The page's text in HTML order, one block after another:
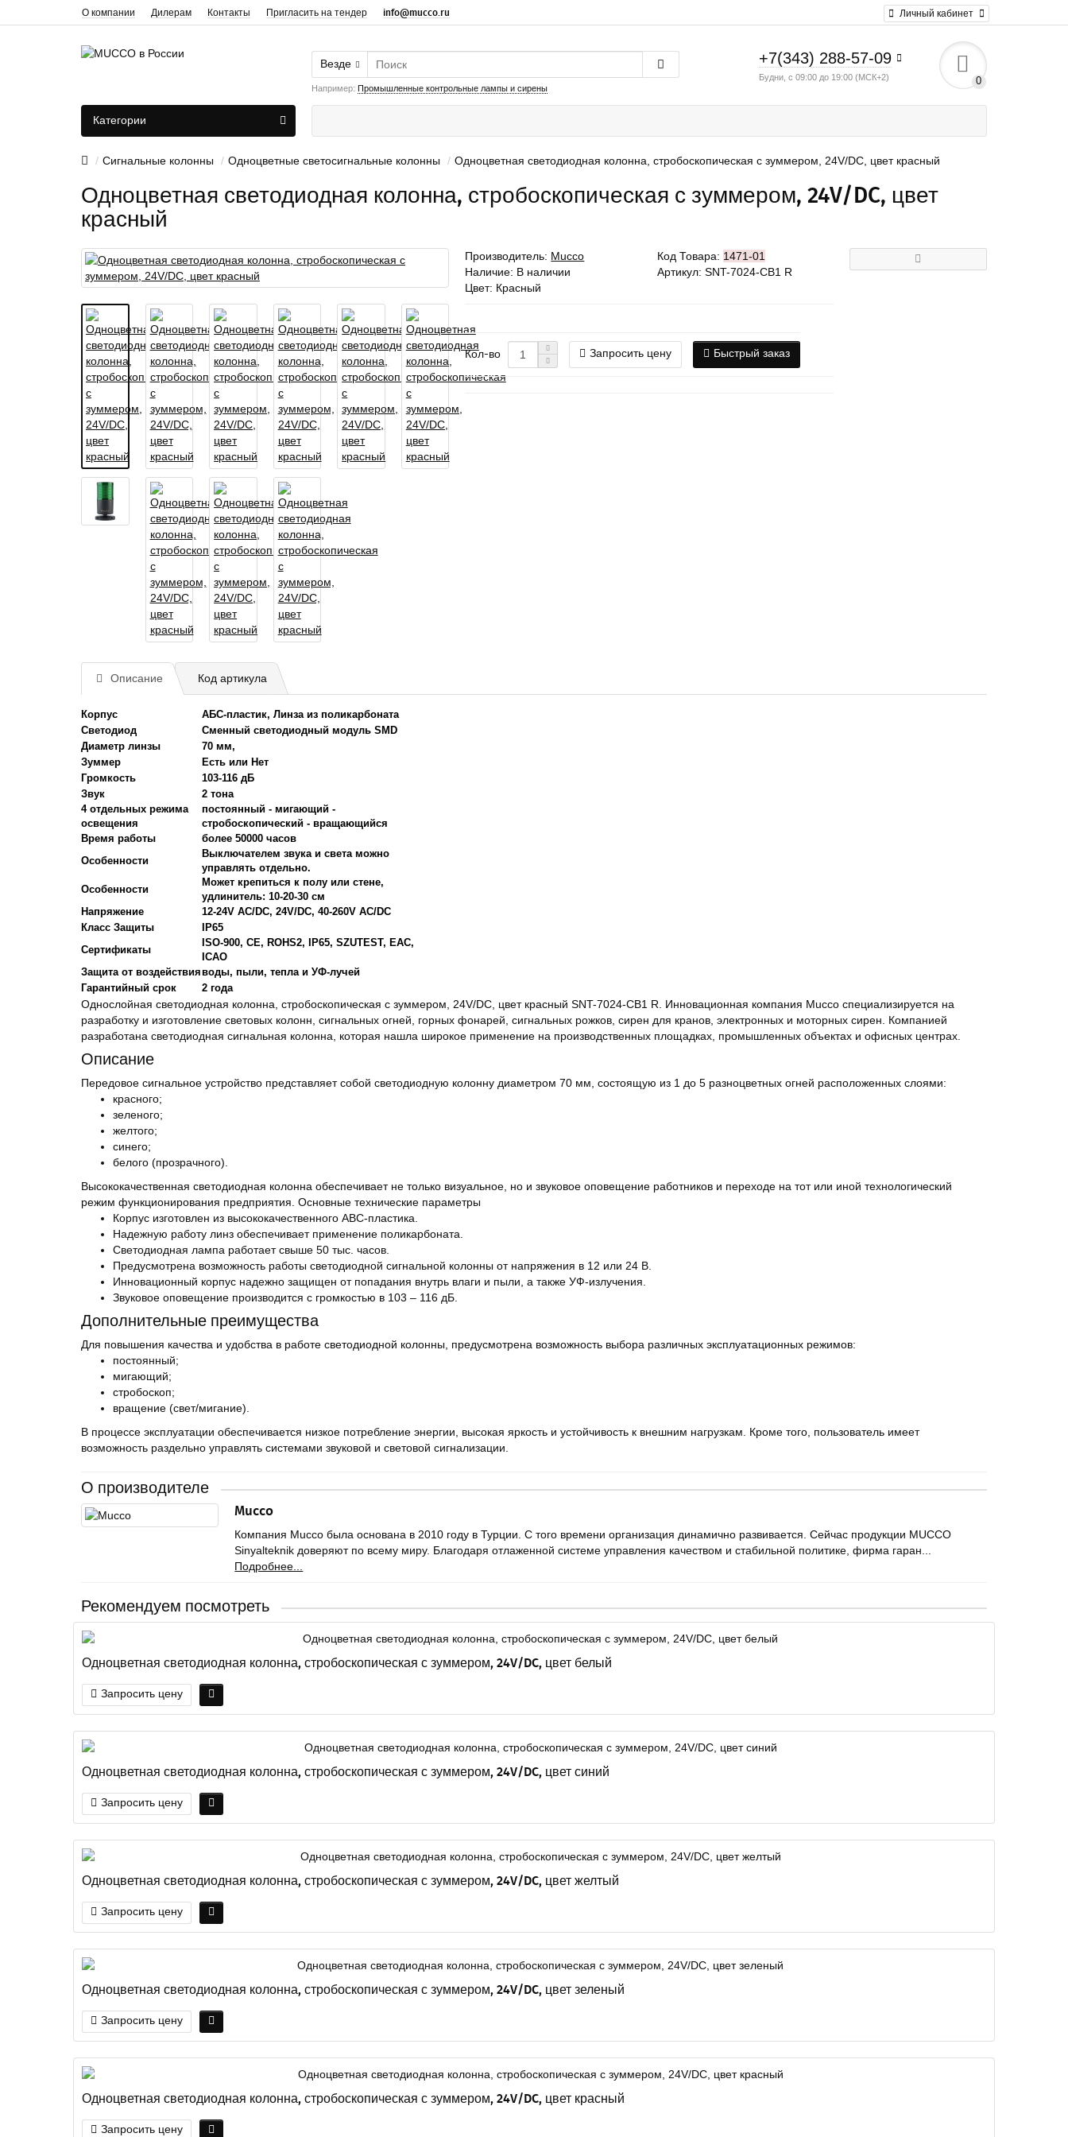
Личный кабинет
О компании Дилерам Контакты Пригласить на тендер info@mucco.ru
+7(343) 288-57-09
Будни, с 09:00 до 19:00 (МСК+2) 0
Везде
Например: Промышленные контрольные лампы и сирены
Категории
Сигнальные колонны Одноцветные светосигнальные колонны Одноцветная светодиодная колонна, стробоскопическая с зуммером, 24V/DC, цвет красный
Одноцветная светодиодная колонна, стробоскопическая с зуммером, 24V/DC, цвет
красный
Производитель: Mucco Код Товара: 1471-01
Наличие: В наличии
Артикул: SNT-7024-CB1 R
Цвет: Красный
Кол-во Запросить цену Быстрый заказ
Описание Код артикула
Корпус
АБС-пластик, Линза из поликарбоната
Светодиод
Сменный светодиодный модуль SMD
Диаметр линзы
70 мм,
Зуммер
Есть или Нет
Громкость
103-116 дБ
Звук
2 тона
4 отдельных режима
освещения
постоянный - мигающий -
стробоскопический - вращающийся
Время работы
более 50000 часов
Особенности
Выключателем звука и света можно
управлять отдельно.
Особенности
Может крепиться к полу или стене,
удлинитель: 10-20-30 см
Напряжение
12-24V AC/DC, 24V/DC, 40-260V AC/DC
Класс Защиты
IP65
Сертификаты
ISO-900, CE, ROHS2, IP65, SZUTEST, EAC,
ICAO
Защита от воздействияводы, пыли, тепла и УФ-лучей
Гарантийный срок
2 года
Однослойная светодиодная колонна, стробоскопическая с зуммером, 24V/DC, цвет красный SNT-7024-CB1 R. Инновационная компания Mucco специализируется на
разработку и изготовление световых колонн, сигнальных огней, горных фонарей, сигнальных рожков, сирен для кранов, электронных и моторных сирен. Компанией
разработана светодиодная сигнальная колонна, которая нашла широкое применение на производственных площадках, промышленных объектах и офисных центрах.
Описание
Передовое сигнальное устройство представляет собой светодиодную колонну диаметром 70 мм, состоящую из 1 до 5 разноцветных огней расположенных слоями:
красного;
зеленого;
желтого;
синего;
белого (прозрачного).
Высококачественная светодиодная колонна обеспечивает не только визуальное, но и звуковое оповещение работников и переходе на тот или иной технологический
режим функционирования предприятия. Основные технические параметры
Корпус изготовлен из высококачественного ABC-пластика.
Надежную работу линз обеспечивает применение поликарбоната.
Светодиодная лампа работает свыше 50 тыс. часов.
Предусмотрена возможность работы светодиодной сигнальной колонны от напряжения в 12 или 24 В.
Инновационный корпус надежно защищен от попадания внутрь влаги и пыли, а также УФ-излучения.
Звуковое оповещение производится с громкостью в 103 – 116 дБ.
Дополнительные преимущества
Для повышения качества и удобства в работе светодиодной колонны, предусмотрена возможность выбора различных эксплуатационных режимов:
постоянный;
мигающий;
стробоскоп;
вращение (свет/мигание).
В процессе эксплуатации обеспечивается низкое потребление энергии, высокая яркость и устойчивость к внешним нагрузкам. Кроме того, пользователь имеет
возможность раздельно управлять системами звуковой и световой сигнализации.
О производителе
Mucco
Компания Mucco была основана в 2010 году в Турции. С того времени организация динамично развивается. Сейчас продукции MUCCO
Sinyalteknik доверяют по всему миру. Благодаря отлаженной системе управления качеством и стабильной политике, фирма гаран...
Подробнее...
Рекомендуем посмотреть
Одноцветная светодиодная колонна, стробоскопическая с зуммером, 24V/DC, цвет белый
Запросить цену
Одноцветная светодиодная колонна, стробоскопическая с зуммером, 24V/DC, цвет синий
Запросить цену
Одноцветная светодиодная колонна, стробоскопическая с зуммером, 24V/DC, цвет желтый
Запросить цену
Одноцветная светодиодная колонна, стробоскопическая с зуммером, 24V/DC, цвет зеленый
Запросить цену
Одноцветная светодиодная колонна, стробоскопическая с зуммером, 24V/DC, цвет красный
Запросить цену